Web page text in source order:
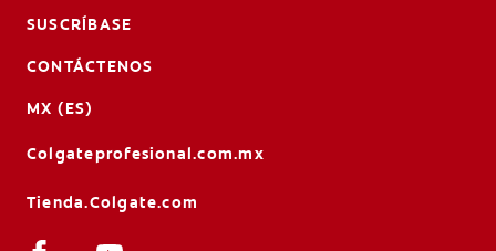
SUSCRÍBASE
CONTÁCTENOS
MX (ES)
Colgateprofesional.com.mx
Tienda.Colgate.com